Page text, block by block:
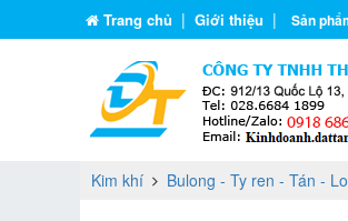
Trang chủ | Giới thiệu | Sản
Kim khí Bulong - Ty ren - Tán -